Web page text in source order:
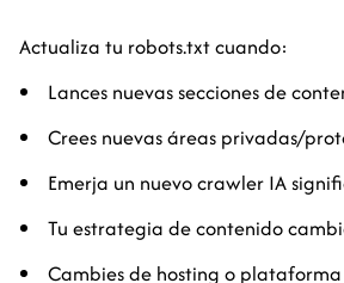
Actualiza tu robots.txt cuando:
Lances nuevas secciones de
Crees nuevas áreas privadas/
Emerja un nuevo crawler IA
Tu estrategia de contenido
Cambies de hosting o plataforma